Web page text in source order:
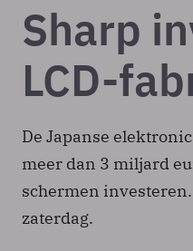
Sharp
LCD-
De Japanse
meer dan 3 miljard
schermen
zaterdag.